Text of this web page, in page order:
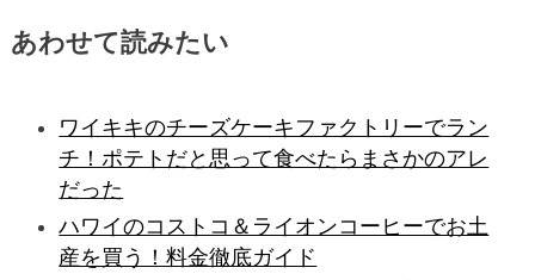
あわせて読みたい
ワイキキのチーズケーキファクトリーでラン
チ！ポテトだと思って食べたらまさかのアレ
だった
ハワイのコストコ＆ライオンコーヒーでお土
産を買う！料金徹底ガイド